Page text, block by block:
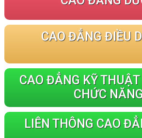
CAO ĐẲNG ĐIỀU
CAO ĐẲNG KỸ
CHỨC
LIÊN THÔNG CAO